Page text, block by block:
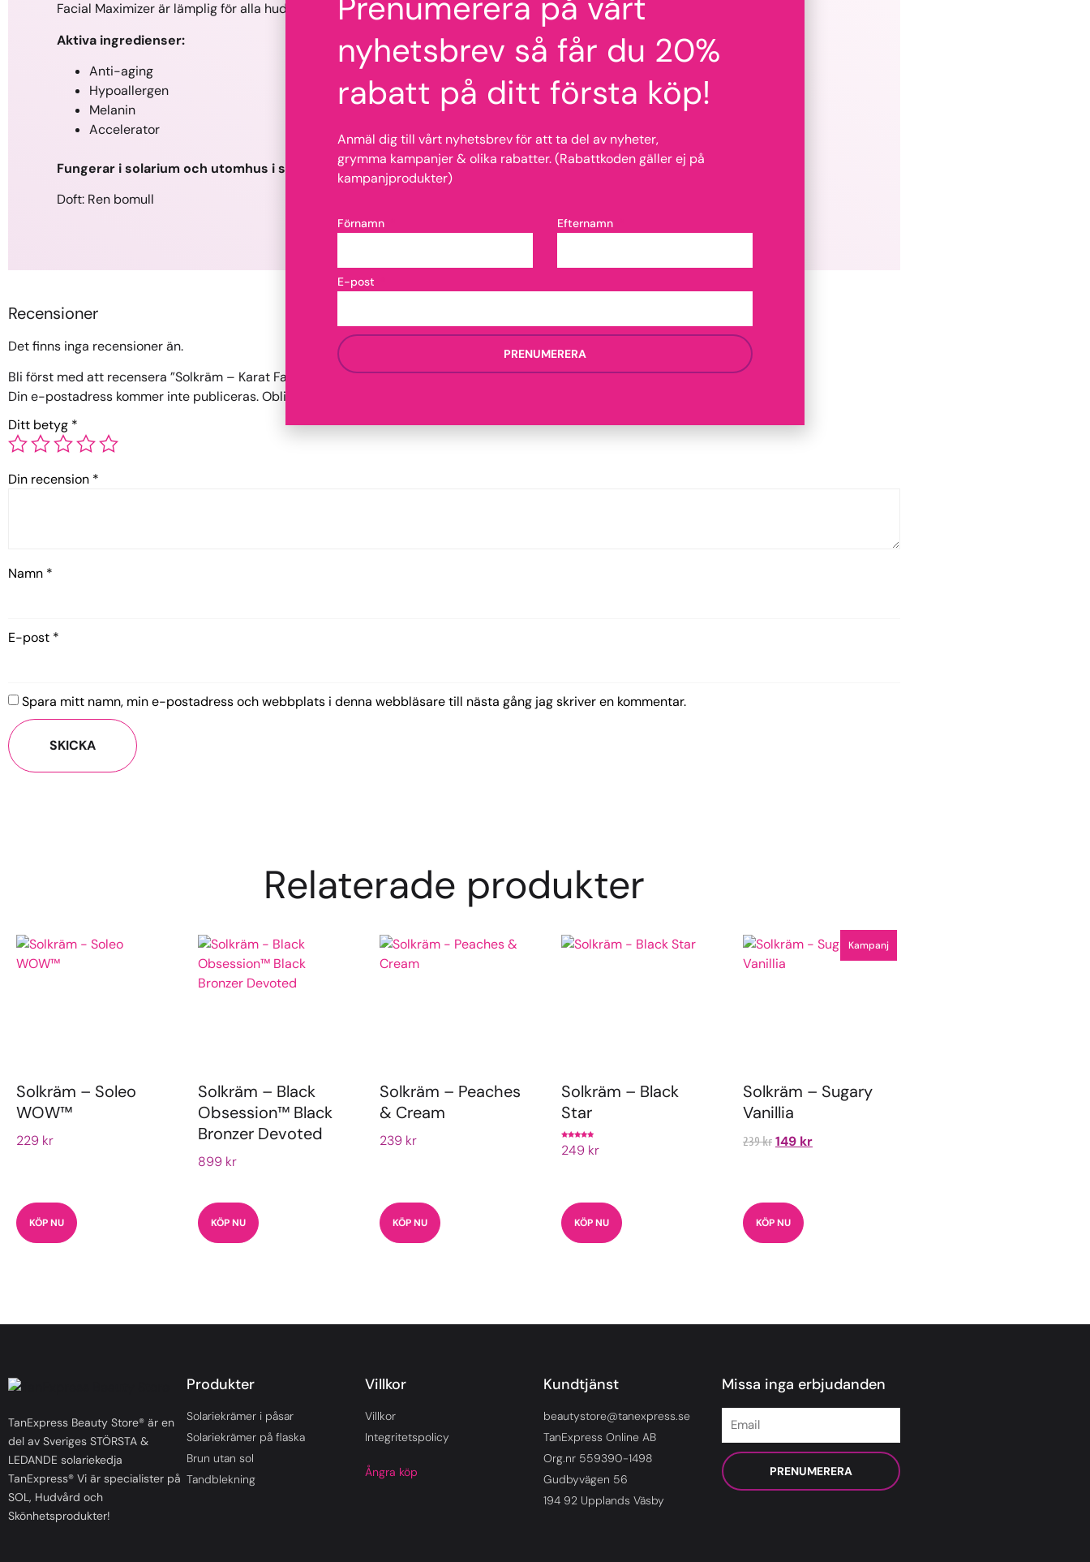
Facial Maximizer är lämplig för alla hudtyper.
Aktiva ingredienser:
Anti-aging
Hypoallergen
Melanin
Accelerator
Fungerar i solarium och utomhus i solen om man vill bli brun snabbare.
Doft: Ren bomull
Recensioner
Det finns inga recensioner än.
Bli först med att recensera ”Solkräm – Karat Facial Maximizer”
Din e-postadress kommer inte publiceras.Obligatoriska fält är märkta
Ditt betyg *
Din recension *
Namn *
E-post *
Spara mitt namn, min e-postadress och webbplats i denna webbläsare till nästa gång jag skriver en kommentar.
Relaterade produkter
Solkräm – Soleo
WOW™
229 kr
KÖP NU
Solkräm – Black
Obsession™ Black
Bronzer Devoted
899 kr
KÖP NU
Solkräm – Peaches
& Cream
239 kr
KÖP NU
Solkräm – Black
Star
Betygsatt
5.00
av 5
249 kr
KÖP NU
Kampanj
Solkräm – Sugary
Vanillia
239kr 149 kr
KÖP NU
TanExpress Beauty Store® är en
del av Sveriges STÖRSTA &
LEDANDE solariekedja
TanExpress® Vi är specialister på
SOL, Hudvård och
Skönhetsprodukter!
Produkter
Solariekrämer i påsar
Solariekrämer på flaska
Brun utan sol
Tandblekning
Villkor
Villkor
Integritetspolicy
Ångra köp
Kundtjänst
beautystore@tanexpress.se
TanExpress Online AB
Org.nr 559390-1498
Gudbyvägen 56
194 92 Upplands Väsby
Missa inga erbjudanden
PRENUMERERA
nyhetsbrev så får du 20%
rabatt på ditt första köp!
Anmäl dig till vårt nyhetsbrev för att ta del av nyheter,
grymma kampanjer & olika rabatter. (Rabattkoden gäller ej på
kampanjprodukter)
Förnamn Efternamn
E-post
PRENUMERERA